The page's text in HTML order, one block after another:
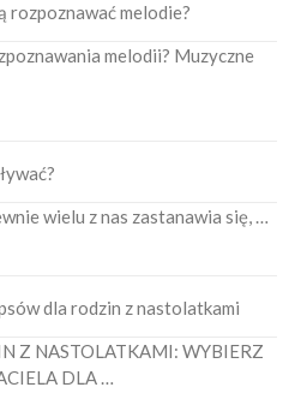
rozpoznawać melodie?
melodii? Muzyczne
wielu z nas zastanawia się, …
dla rodzin z nastolatkami
Z NASTOLATKAMI: WYBIERZ
DLA …